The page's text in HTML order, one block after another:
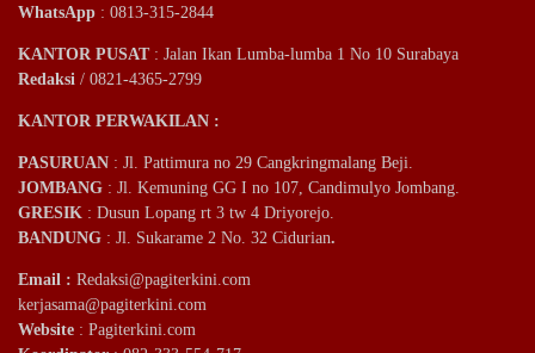
WhatsApp : 0813-315-2844
KANTOR PUSAT: Jalan Ikan Lumba-lumba 1 No 10 Surabaya
Redaksi / 0821-4365-2799
KANTOR PERWAKILAN :
PASURUAN : Jl. Pattimura no 29 Cangkringmalang Beji.
JOMBANG : Jl. Kemuning GG I no 107, Candimulyo Jombang.
GRESIK : Dusun Lopang rt 3 tw 4 Driyorejo.
BANDUNG : Jl. Sukarame 2 No. 32 Cidurian.
Email : Redaksi@pagiterkini.com
kerjasama@pagiterkini.com
Website : Pagiterkini.com